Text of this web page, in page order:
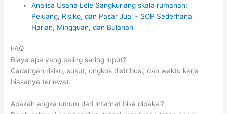
Analisa Usaha Lele Sangkuriang skala rumahan:
Peluang, Risiko, dan Pasar Jual – SOP Sederhana
Harian, Mingguan, dan Bulanan
FAQ
Biaya apa yang paling sering luput?
Cadangan risiko, susut, ongkos distribusi, dan waktu kerja
biasanya terlewat.
Apakah angka umum dari internet bisa dipakai?